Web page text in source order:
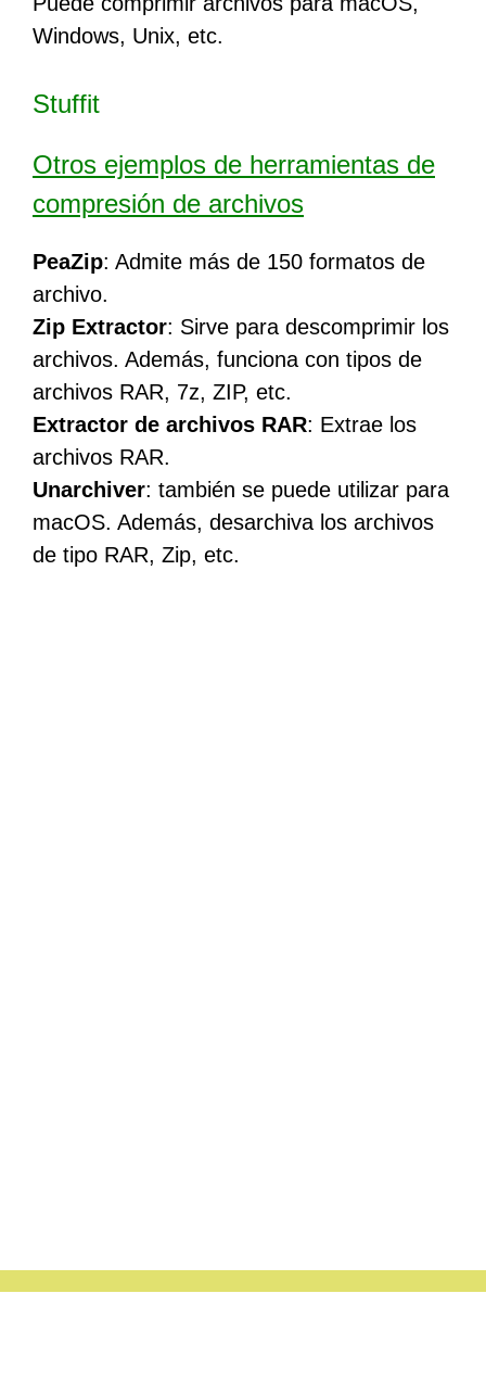
Windows, Unix, etc.
Stuffit
Otros ejemplos de herramientas de
compresión de archivos
PeaZip: Admite más de 150 formatos de
archivo.
Zip Extractor: Sirve para descomprimir los
archivos. Además, funciona con tipos de
archivos RAR, 7z, ZIP, etc.
Extractor de archivos RAR: Extrae los
archivos RAR.
Unarchiver: también se puede utilizar para
macOS. Además, desarchiva los archivos
de tipo RAR, Zip, etc.